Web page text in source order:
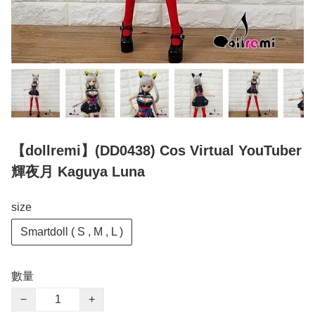
【dollremi】(DD0438) Cos Virtual YouTuber
輝夜月 Kaguya Luna
size
Smartdoll ( S , M , L )
數量
−
+